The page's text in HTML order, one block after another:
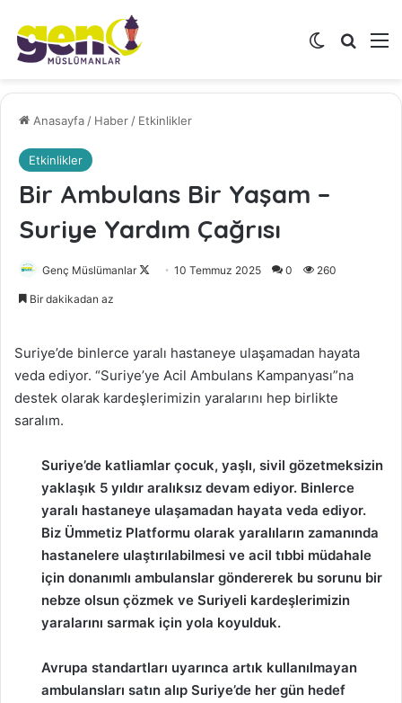
Dış
Anasayfa / Haber / Etkinlikler
Etkinlikler
Bir Ambulans Bir Yaşam –
Suriye Yardım Çağrısı
Genç Müslümanlar
o
w
o
10 Temmuz 2025 0 260
Bir dakikadan az
Suriye’de binlerce yaralı hastaneye ulaşamadan hayata
veda ediyor. “Suriye’ye Acil Ambulans Kampanyası”na
destek olarak kardeşlerimizin yaralarını hep birlikte
saralım.
Suriye’de katliamlar çocuk, yaşlı, sivil gözetmeksizin
yaklaşık 5 yıldır aralıksız devam ediyor. Binlerce
yaralı hastaneye ulaşamadan hayata veda ediyor.
Biz Ümmetiz Platformu olarak yaralıların zamanında
hastanelere ulaştırılabilmesi ve acil tıbbi müdahale
için donanımlı ambulanslar göndererek bu sorunu bir
nebze olsun çözmek ve Suriyeli kardeşlerimizin
yaralarını sarmak için yola koyulduk.
Avrupa standartları uyarınca artık kullanılmayan
ambulansları satın alıp Suriye’de her gün hedef